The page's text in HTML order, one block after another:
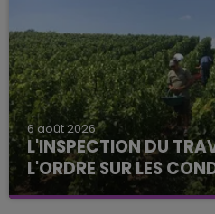
6 août 2026
L'INSPECTION DU
L'ORDRE SUR LES
Alors que les dates de